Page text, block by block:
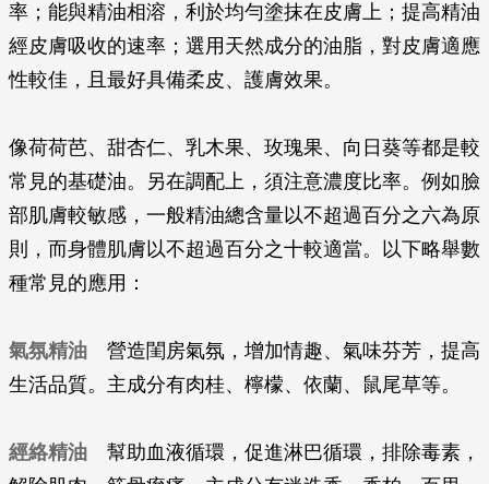
率；能與精油相溶，利於均勻塗抹在皮膚上；提高精油
經皮膚吸收的速率；選用天然成分的油脂，對皮膚適應
性較佳，且最好具備柔皮、護膚效果。
像荷荷芭、甜杏仁、乳木果、玫瑰果、向日葵等都是較
常見的基礎油。另在調配上，須注意濃度比率。例如臉
部肌膚較敏感，一般精油總含量以不超過百分之六為原
則，而身體肌膚以不超過百分之十較適當。以下略舉數
種常見的應用：
氣氛精油 營造閨房氣氛，增加情趣、氣味芬芳，提高
生活品質。主成分有肉桂、檸檬、依蘭、鼠尾草等。
經絡精油 幫助血液循環，促進淋巴循環，排除毒素，